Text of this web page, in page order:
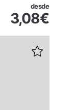
desde
3,08€